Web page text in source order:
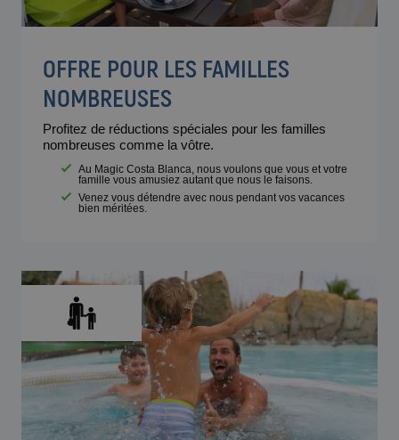
OFFRE POUR LES FAMILLES
NOMBREUSES
Profitez de réductions spéciales pour les familles
nombreuses comme la vôtre.
Au Magic Costa Blanca, nous voulons que vous et votre
famille vous amusiez autant que nous le faisons.
Venez vous détendre avec nous pendant vos vacances
bien méritées.